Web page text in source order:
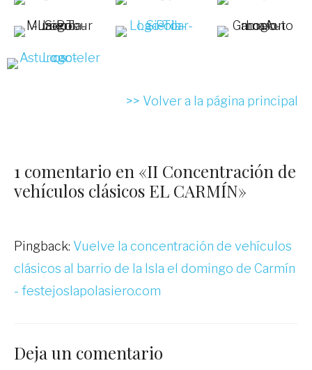
>> Volver a la página principal
1 comentario en «II Concentración de
vehículos clásicos EL CARMÍN»
Pingback: Vuelve la concentración de vehículos
clásicos al barrio de la Isla el domingo de Carmín
- festejoslapolasiero.com
Deja un comentario